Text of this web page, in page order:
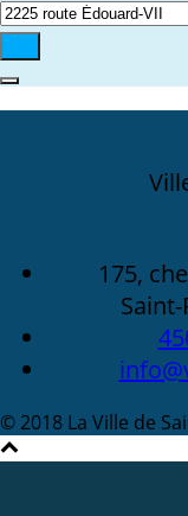
175,
© 2018 La Ville de